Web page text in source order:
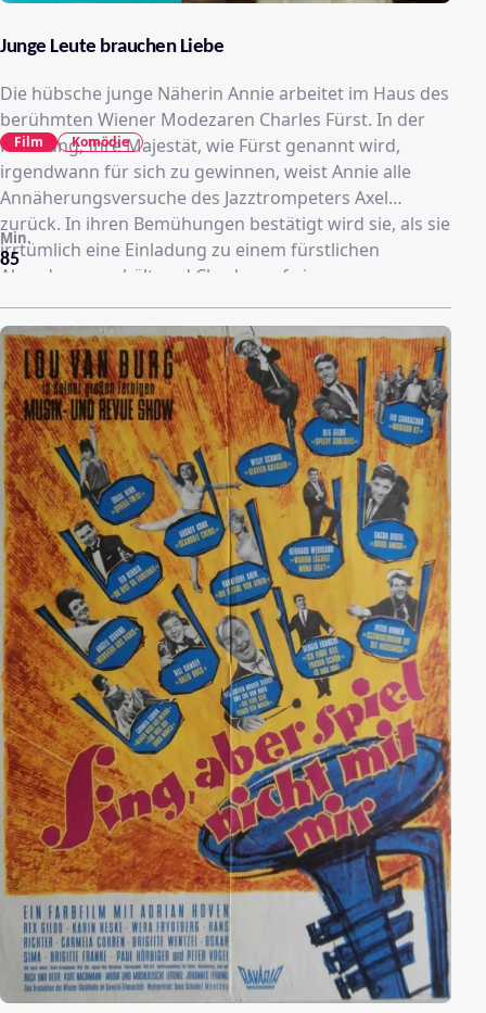
Junge Leute brauchen Liebe
Die hübsche junge Näherin Annie arbeitet im Haus des
berühmten Wiener Modezaren Charles Fürst. In der
Hoffnung, Ihre Majestät, wie Fürst genannt wird,
irgendwann für sich zu gewinnen, weist Annie alle
Annäherungsversuche des Jazztrompeters Axel
zurück. In ihren Bemühungen bestätigt wird sie, als sie
irrtümlich eine Einladung zu einem fürstlichen
Abendessen erhält und Charles auf eine
Geschäftsreise nach Paris begleiten darf. Doch in der
Stadt der Liebe werden ihre Hoffnungen jäh zerstört.
85
Min.
Film Komödie